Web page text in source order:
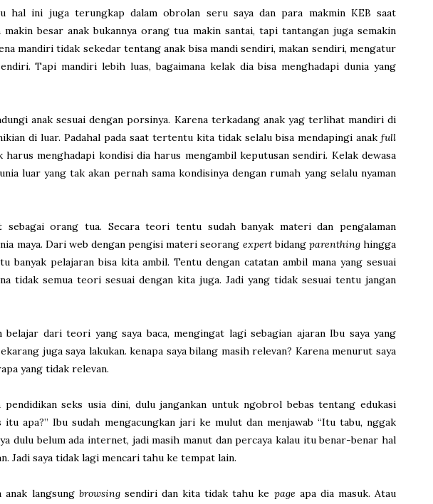
hal ini juga terungkap dalam obrolan seru saya dan para makmin KEB saat
besar anak bukannya orang tua makin santai, tapi tantangan juga semakin
mandiri tidak sekedar tentang anak bisa mandi sendiri, makan sendiri, mengatur
Tapi mandiri lebih luas, bagaimana kelak dia bisa menghadapi dunia yang
anak sesuai dengan porsinya. Karena terkadang anak yag terlihat mandiri di
di luar. Padahal pada saat tertentu kita tidak selalu bisa mendapingi anak full
harus menghadapi kondisi dia harus mengambil keputusan sendiri. Kelak dewasa
luar yang tak akan pernah sama kondisinya dengan rumah yang selalu nyaman
orang tua. Secara teori tentu sudah banyak materi dan pengalaman
maya. Dari web dengan pengisi materi seorang expertbidang parenthinghingga
banyak pelajaran bisa kita ambil. Tentu dengan catatan ambil mana yang sesuai
tidak semua teori sesuai dengan kita juga. Jadi yang tidak sesuai tentu jangan
dari teori yang saya baca, mengingat lagi sebagian ajaran Ibu saya yang
juga saya lakukan. kenapa saya bilang masih relevan? Karena menurut saya
yang tidak relevan.
pendidikan seks usia dini, dulu jangankan untuk ngobrol bebas tentang edukasi
itu apa?” Ibu sudah mengacungkan jari ke mulut dan menjawab “Itu tabu, nggak
dulu belum ada internet, jadi masih manut dan percaya kalau itu benar-benar hal
Jadi saya tidak lagi mencari tahu ke tempat lain.
anak langsung browsing sendiri dan kita tidak tahu ke page apa dia masuk. Atau